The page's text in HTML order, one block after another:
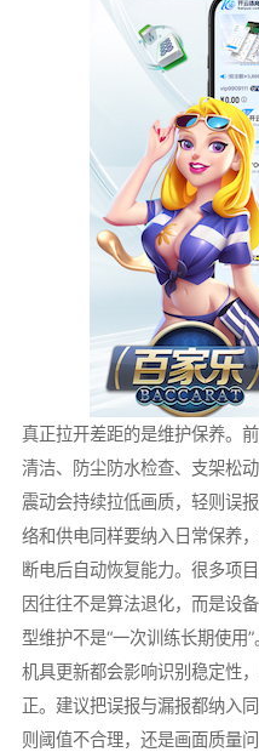
真正拉开差距的是维护保养。
清洁、防尘防水检查、支架松
震动会持续拉低画质，轻则误
络和供电同样要纳入日常保养
断电后自动恢复能力。很多项
因往往不是算法退化，而是设
型维护不是“一次训练长期使用
机具更新都会影响识别稳定性
正。建议把误报与漏报都纳入
则阈值不合理，还是画面质量